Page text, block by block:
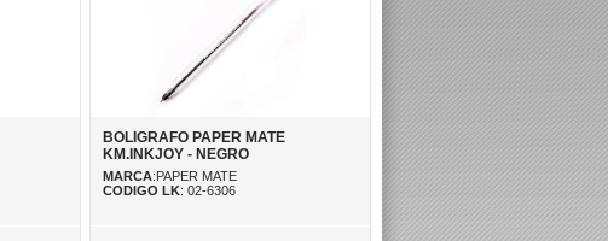
BOLIGRAFO PAPER MATE
KM.INKJOY - NEGRO
MARCA:PAPER MATE
CODIGO LK: 02-6306